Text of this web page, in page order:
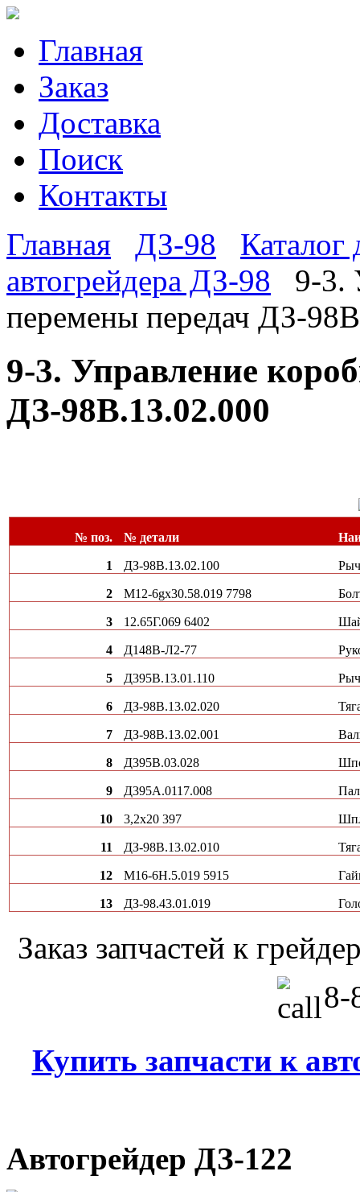
Главная
Заказ
Доставка
Поиск
Контакты
Главная
ДЗ-98
Каталог
автогрейдера ДЗ-98
9-3.
перемены передач ДЗ-
9-3. Управление
ДЗ-98В.13.02.000
№ поз. № детали
1 ДЗ-98В.13.02.100
2 М12-6gх30.58.019 7798
3 12.65Г.069 6402
4 Д148В-Л2-77
5 Д395В.13.01.110
6 ДЗ-98В.13.02.020
7 ДЗ-98В.13.02.001
8 Д395В.03.028
9 Д395А.0117.008
10 3,2х20 397
11 ДЗ-98В.13.02.010
12 М16-6Н.5.019 5915
13 ДЗ-98.43.01.019
Заказ запчастей к
8-
Купить запчасти к
Автогрейдер ДЗ-122